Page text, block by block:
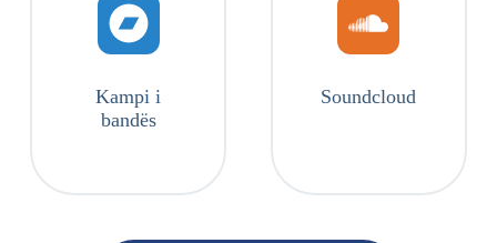
Kampi i
bandës
Soundcloud